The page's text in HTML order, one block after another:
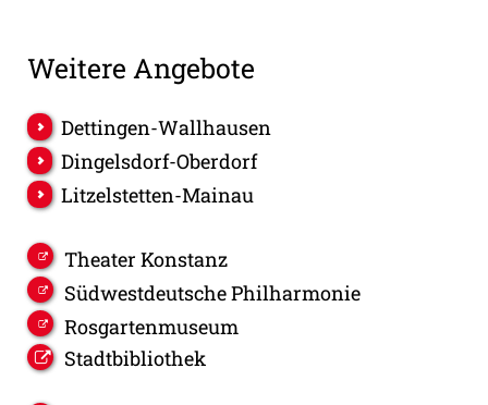
Weitere Angebote
Dettingen-Wallhausen
Dingelsdorf-Oberdorf
Litzelstetten-Mainau
Theater Konstanz
Südwestdeutsche Philharmonie
Rosgartenmuseum
Stadtbibliothek